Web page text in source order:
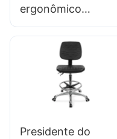
ergonômico
profissional IC142
com backrest PUN
& Anel de pé
ajustável anel &
base de 5 estrelas
para laboratórios
Presidente do